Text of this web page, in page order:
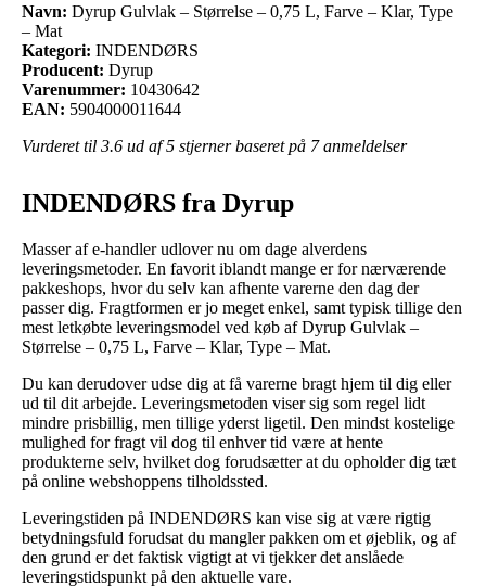
Navn: Dyrup Gulvlak – Størrelse – 0,75 L, Farve – Klar, Type
– Mat
Kategori: INDENDØRS
Producent: Dyrup
Varenummer: 10430642
EAN: 5904000011644
Vurderet til 3.6 ud af 5 stjerner baseret på 7anmeldelser
INDENDØRS fra Dyrup
Masser af e-handler udlover nu om dage alverdens
leveringsmetoder. En favorit iblandt mange er for nærværende
pakkeshops, hvor du selv kan afhente varerne den dag der
passer dig. Fragtformen er jo meget enkel, samt typisk tillige den
mest letkøbte leveringsmodel ved køb af Dyrup Gulvlak –
Størrelse – 0,75 L, Farve – Klar, Type – Mat.
Du kan derudover udse dig at få varerne bragt hjem til dig eller
ud til dit arbejde. Leveringsmetoden viser sig som regel lidt
mindre prisbillig, men tillige yderst ligetil. Den mindst kostelige
mulighed for fragt vil dog til enhver tid være at hente
produkterne selv, hvilket dog forudsætter at du opholder dig tæt
på online webshoppens tilholdssted.
Leveringstiden på INDENDØRS kan vise sig at være rigtig
betydningsfuld forudsat du mangler pakken om et øjeblik, og af
den grund er det faktisk vigtigt at vi tjekker det anslåede
leveringstidspunkt på den aktuelle vare.